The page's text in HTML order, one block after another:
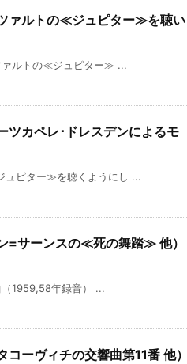
ァルトの≪ジュピター≫を聴い
ァルトの≪ジュピター≫ ...
ツカペレ･ドレスデンによるモ
ュピター≫を聴くようにし ...
=サーンスの≪死の舞踏≫ 他）
1959,58年録音） ...
ーヴィチの交響曲第11番 他）